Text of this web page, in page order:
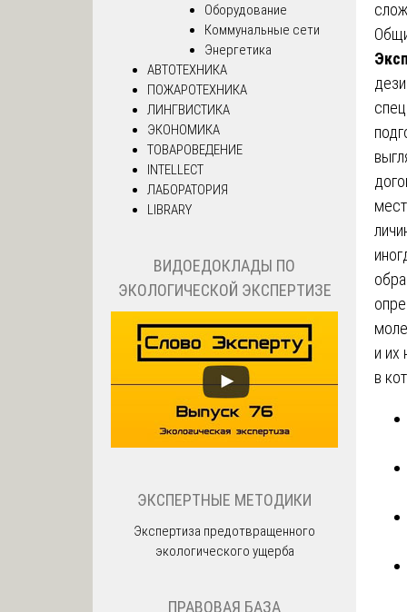
и их
в
Оборудование
Коммунальные сети
Энергетика
АВТОТЕХНИКА
ПОЖАРОТЕХНИКА
ЛИНГВИСТИКА
ЭКОНОМИКА
ТОВАРОВЕДЕНИЕ
INTELLECT
ЛАБОРАТОРИЯ
LIBRARY
ВИДОЕДОКЛАДЫ ПО
ЭКОЛОГИЧЕСКОЙ ЭКСПЕРТИЗЕ
ЭКСПЕРТНЫЕ МЕТОДИКИ
Экспертиза предотвращенного
экологического ущерба
ПРАВОВАЯ БАЗА